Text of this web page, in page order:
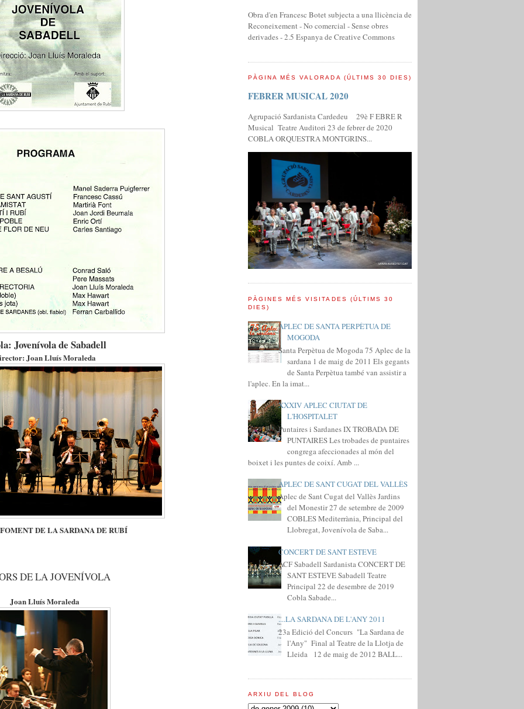
Jovenívola de Sabadell
Joan Lluís Moraleda
DE LA SARDANA DE RUBÍ
DE LA JOVENÍVOLA
Joan Lluís Moraleda
Obra d'en Francesc Botet subjecta a una llicència de
Reconeixement - No comercial - Sense obres
derivades - 2.5 Espanya de Creative Commons
PÀGINA MÉS VALORADA (ÚLTIMS 30 DIES)
FEBRER MUSICAL 2020
Agrupació Sardanista Cardedeu 29è F EBRE R
Musical Teatre Auditori 23 de febrer de 2020
COBLA ORQUESTRA MONTGRINS...
PÀGINES MÉS VISITADES (ÚLTIMS 30
DIES)
APLEC DE SANTA PERPÈTUA DE
MOGODA
Santa Perpètua de Mogoda 75 Aplec de la
sardana 1 de maig de 2011 Els gegants
de Santa Perpètua també van assistir a
l'aplec. En la imat...
XXXIV APLEC CIUTAT DE
L'HOSPITALET
Puntaires i Sardanes IX TROBADA DE
PUNTAIRES Les trobades de puntaires
congrega afeccionades al món del
boixet i les puntes de coixí. Amb ...
APLEC DE SANT CUGAT DEL VALLÈS
Aplec de Sant Cugat del Vallès Jardins
del Monestir 27 de setembre de 2009
COBLES Mediterrània, Principal del
Llobregat, Jovenívola de Saba...
CONCERT DE SANT ESTEVE
ACF Sabadell Sardanista CONCERT DE
SANT ESTEVE Sabadell Teatre
Principal 22 de desembre de 2019
Cobla Sabade...
....LA SARDANA DE L'ANY 2011
23a Edició del Concurs "La Sardana de
l'Any" Final al Teatre de la Llotja de
Lleida 12 de maig de 2012 BALL...
ARXIU DEL BLOG